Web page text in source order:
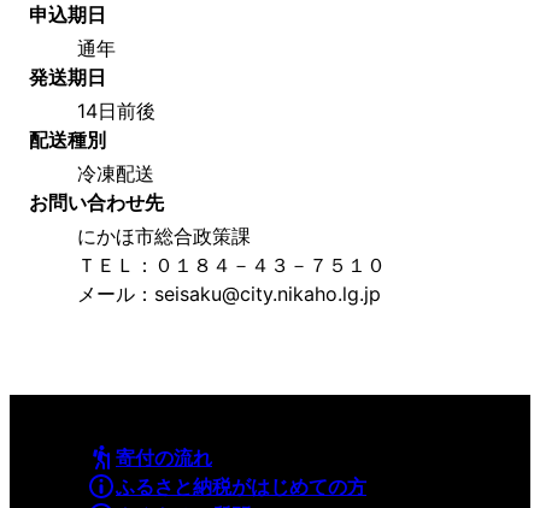
申込期日
通年
発送期日
14日前後
配送種別
冷凍配送
お問い合わせ先
にかほ市総合政策課
ＴＥＬ：０１８４－４３－７５１０
メール：seisaku@city.nikaho.lg.jp
寄付の流れ
ふるさと納税がはじめての方